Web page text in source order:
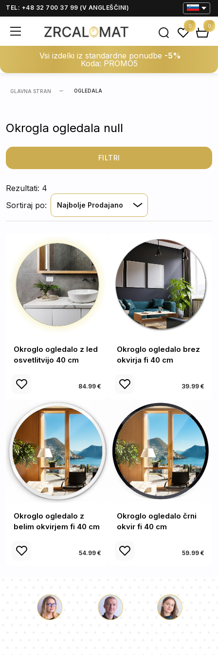
TEL: +48 32 700 37 99 (V ANGLEŠČINI)
Vsi izdelki iz standardne ponudbe -5%
Koda: PROMO5
0 0
GLAVNA STRAN OGLEDALA
Okrogla ogledala null
FILTRI
Rezultati: 4
Sortiraj po:
Najbolje Prodajano
Okroglo ogledalo z led
osvetlitvijo 40 cm
84.99 €
Okroglo ogledalo brez
okvirja fi 40 cm
39.99 €
Okroglo ogledalo z
belim okvirjem fi 40 cm
54.99 €
Okroglo ogledalo črni
okvir fi 40 cm
59.99 €